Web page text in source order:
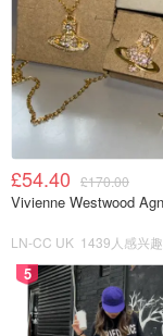
£54.40 £170.00
Vivienne Westwood
LN-CC UK 1439人感兴趣
5